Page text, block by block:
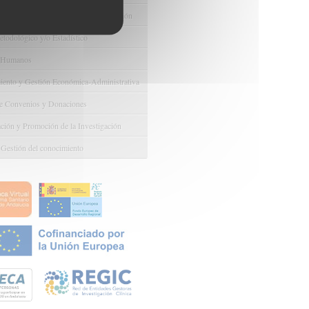
Ayudas y Oportunidad de Financiación
y/o Estadístico
y Gestión Económica-Administrativa
Convenios y Donaciones
y Promoción de la Investigación
del conocimiento